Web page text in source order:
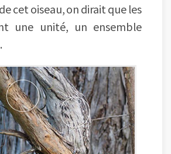
cet oiseau, on dirait que les
une unité, un ensemble